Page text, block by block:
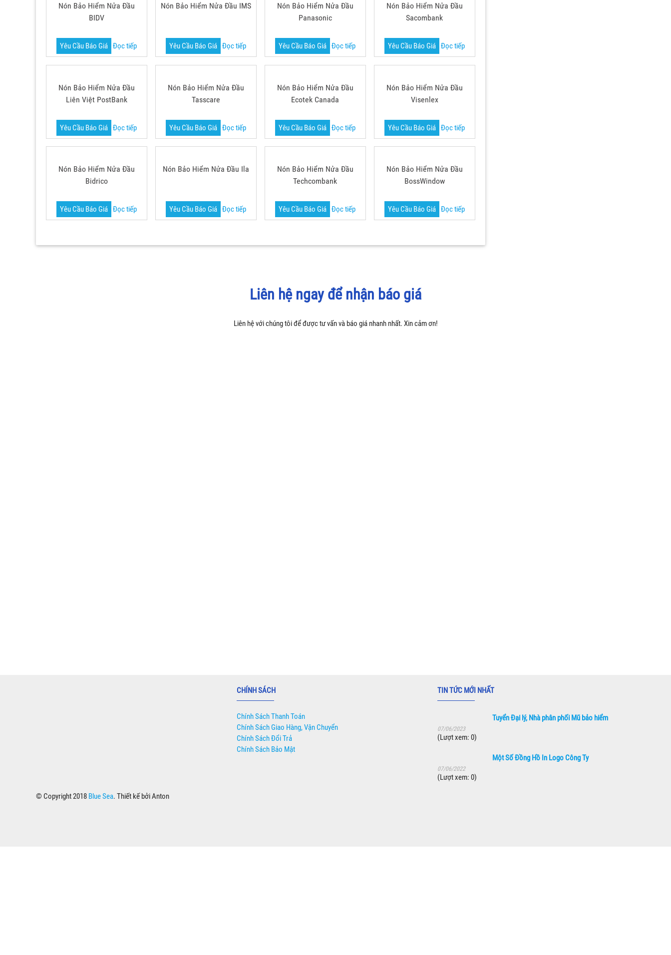
Nón Bảo Hiểm Nửa Đầu
BIDV
Yêu Cầu Báo Giá Đọc tiếp
Nón Bảo Hiểm Nửa Đầu IMS
Yêu Cầu Báo Giá Đọc tiếp
Nón Bảo Hiểm Nửa Đầu
Panasonic
Yêu Cầu Báo Giá Đọc tiếp
Nón Bảo Hiểm Nửa Đầu
Sacombank
Yêu Cầu Báo Giá Đọc tiếp
Nón Bảo Hiểm Nửa Đầu
Liên Việt PostBank
Yêu Cầu Báo Giá Đọc tiếp
Nón Bảo Hiểm Nửa Đầu
Tasscare
Yêu Cầu Báo Giá Đọc tiếp
Nón Bảo Hiểm Nửa Đầu
Ecotek Canada
Yêu Cầu Báo Giá Đọc tiếp
Nón Bảo Hiểm Nửa Đầu
Visenlex
Yêu Cầu Báo Giá Đọc tiếp
Nón Bảo Hiểm Nửa Đầu
Bidrico
Yêu Cầu Báo Giá Đọc tiếp
Nón Bảo Hiểm Nửa Đầu Ila
Yêu Cầu Báo Giá Đọc tiếp
Nón Bảo Hiểm Nửa Đầu
Techcombank
Yêu Cầu Báo Giá Đọc tiếp
Nón Bảo Hiểm Nửa Đầu
BossWindow
Yêu Cầu Báo Giá Đọc tiếp
Liên hệ ngay để nhận báo giá
Liên hệ với chúng tôi để được tư vấn và báo giá nhanh nhất. Xin cảm ơn!
CHÍNH SÁCH
Chính Sách Thanh Toán
Chính Sách Giao Hàng, Vận Chuyển
Chính Sách Đổi Trả
Chính Sách Bảo Mật
TIN TỨC MỚI NHẤT
Tuyển Đại lý, Nhà phân phối Mũ bảo hiểm
07/06/2023
(Lượt xem: 0)
Một Số Đồng Hồ In Logo Công Ty
07/06/2022
(Lượt xem: 0)
© Copyright 2018 Blue Sea. Thiết kế bởi Anton